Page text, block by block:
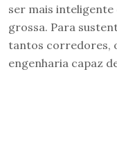
ser mais inteligente
grossa. Para
tantos corredores,
engenharia capaz